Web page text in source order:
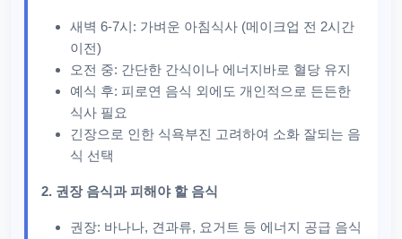
새벽 6-7시: 가벼운 아침식사 (메이크업 전 2시간
이전)
오전 중: 간단한 간식이나 에너지바로 혈당 유지
예식 후: 피로연 음식 외에도 개인적으로 든든한
식사 필요
긴장으로 인한 식욕부진 고려하여 소화 잘되는 음
식 선택
2. 권장 음식과 피해야 할 음식
권장: 바나나, 견과류, 요거트 등 에너지 공급 음식